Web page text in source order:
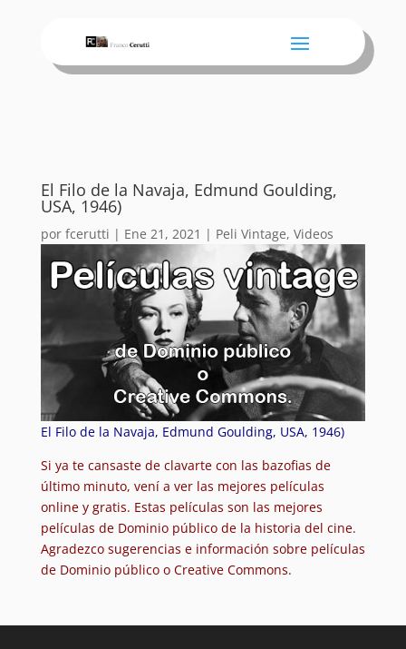
El Filo de la Navaja, Edmund Goulding,
USA, 1946)
por fcerutti | Ene 21, 2021 | Peli Vintage, Videos
El Filo de la Navaja, Edmund Goulding, USA, 1946)
Si ya te cansaste de clavarte con las bazofias de
último minuto, vení a ver las mejores películas
online y gratis. Estas películas son las mejores
películas de Dominio público de la historia del cine.
Agradezco sugerencias e información sobre películas
de Dominio público o Creative Commons.